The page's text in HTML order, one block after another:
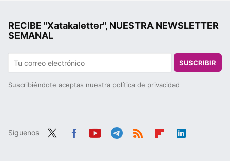
RECIBE "Xatakaletter", NUESTRA NEWSLETTER
SEMANAL
SUSCRIBIR
Suscribiéndote aceptas nuestra política de privacidad
Síguenos